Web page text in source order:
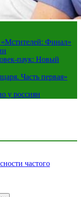
«Мстителей: Финал»
паук: Новый
Часть первая»
у россиян
частого